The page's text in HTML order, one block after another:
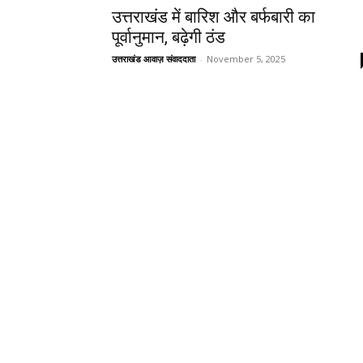
उत्तराखंड में बारिश और बर्फबारी का
पूर्वानुमान, बढ़ेगी ठंड
उत्तराखंड आवाज़ संवाददाता - November 5, 2025